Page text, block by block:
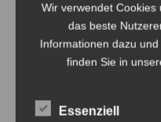
Sehnde rockt
Rock Open Air
Gemeinschaft
Wir verwendet
das beste
Informationen dazu
finden Sie in
Essenziell